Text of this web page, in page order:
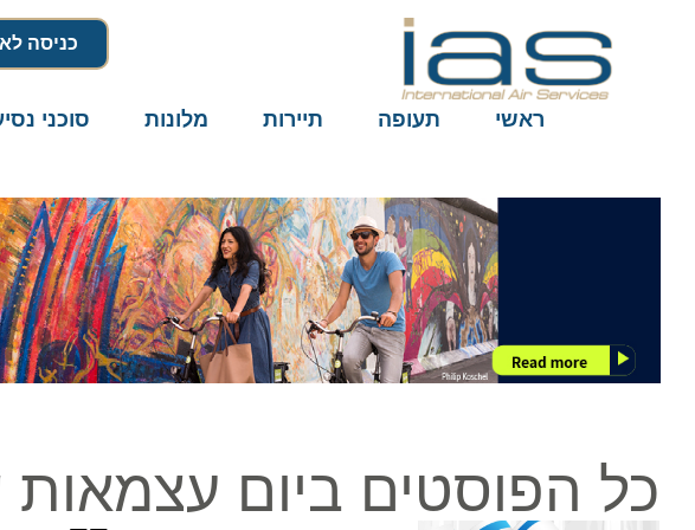
כניסה לאתר
ראשי תעופה תיירות מלונות סוכני נסיעות
כל הפוסטים ביום עצמאות